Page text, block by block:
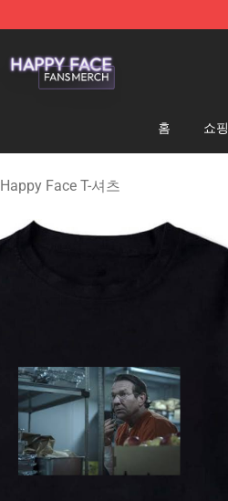
홈 쇼핑
Happy Face T-셔츠